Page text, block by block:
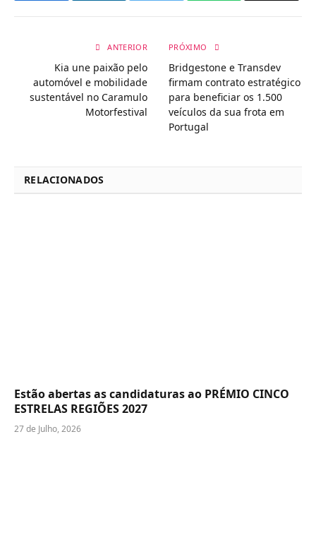
ANTERIOR
Kia une paixão pelo
automóvel e mobilidade
sustentável no Caramulo
Motorfestival
PRÓXIMO
Bridgestone e Transdev
firmam contrato estratégico
para beneficiar os 1.500
veículos da sua frota em
Portugal
RELACIONADOS
Estão abertas as candidaturas ao PRÉMIO CINCO
ESTRELAS REGIÕES 2027
27 de Julho, 2026